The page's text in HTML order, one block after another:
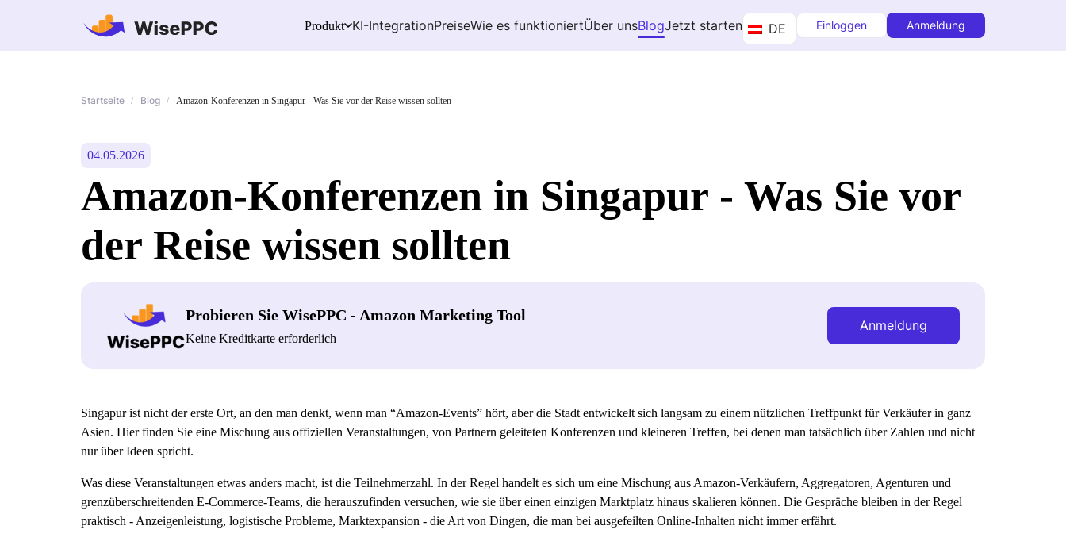
Produkt KI-IntegrationPreiseWie es funktioniertÜber unsBlogJetzt starten DE Einloggen Anmeldung
Startseite / Blog / Amazon-Konferenzen in Singapur - Was Sie vor der Reise wissen sollten
04.05.2026
Amazon-Konferenzen in Singapur - Was Sie vor
der Reise wissen sollten
Probieren Sie WisePPC - Amazon Marketing Tool
Keine Kreditkarte erforderlich
Anmeldung
Singapur ist nicht der erste Ort, an den man denkt, wenn man “Amazon-Events” hört, aber die Stadt entwickelt sich langsam zu einem nützlichen Treffpunkt für Verkäufer in ganz
Asien. Hier finden Sie eine Mischung aus offiziellen Veranstaltungen, von Partnern geleiteten Konferenzen und kleineren Treffen, bei denen man tatsächlich über Zahlen und nicht
nur über Ideen spricht.
Was diese Veranstaltungen etwas anders macht, ist die Teilnehmerzahl. In der Regel handelt es sich um eine Mischung aus Amazon-Verkäufern, Aggregatoren, Agenturen und
grenzüberschreitenden E-Commerce-Teams, die herauszufinden versuchen, wie sie über einen einzigen Marktplatz hinaus skalieren können. Die Gespräche bleiben in der Regel
praktisch - Anzeigenleistung, logistische Probleme, Marktexpansion - die Art von Dingen, die man bei ausgefeilten Online-Inhalten nicht immer erfährt.